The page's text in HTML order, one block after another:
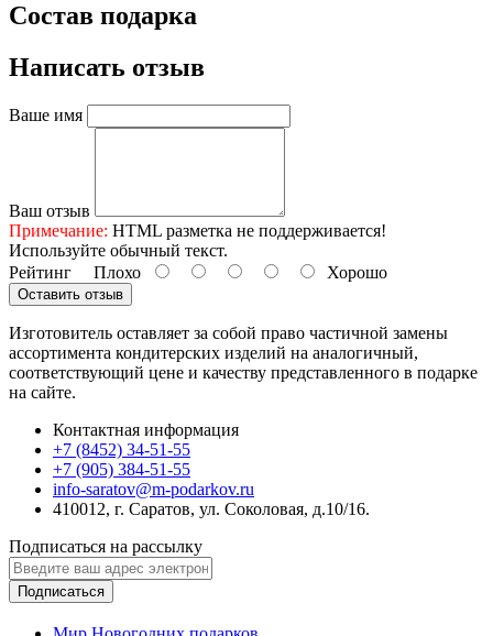
Состав подарка
Написать отзыв
Ваше имя
Ваш отзыв
Примечание: HTML разметка не поддерживается!
Используйте обычный текст.
Рейтинг Плохо Хорошо
Оставить отзыв
Изготовитель оставляет за собой право частичной замены
ассортимента кондитерских изделий на аналогичный,
соответствующий цене и качеству представленного в подарке
на сайте.
Контактная информация
+7 (8452) 34-51-55
+7 (905) 384-51-55
info-saratov@m-podarkov.ru
410012, г. Саратов, ул. Соколовая, д.10/16.
Подписаться на рассылку
Подписаться